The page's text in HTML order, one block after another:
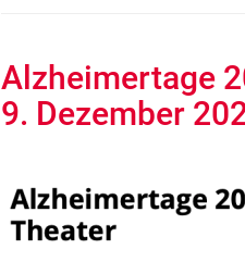
Alzheimertage
9. Dezember